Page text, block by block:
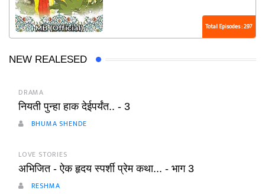
Total Episodes : 297
NEW REALESED
DRAMA
नियती पुन्हा हाक देईपर्यंत.. - 3
BHUMA SHENDE
LOVE STORIES
अभिजित - ऐक हृदय स्पर्शी प्रेम कथा... - भाग 3
RESHMA